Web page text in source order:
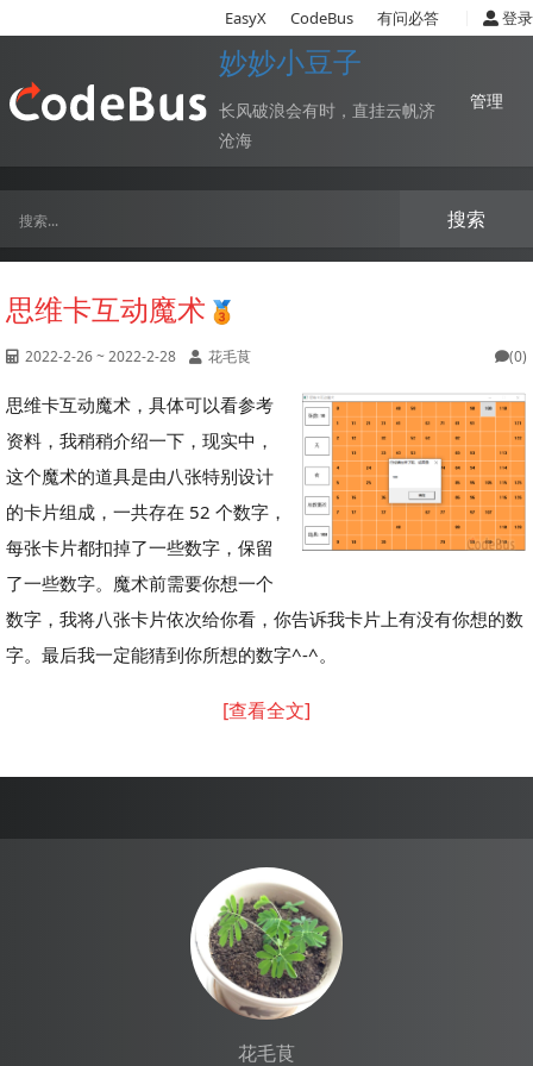
EasyX CodeBus 有问必答 登录
妙妙小豆子
长风破浪会有时，直挂云帆济
沧海
管理
思维卡互动魔术
2022-2-26 ~ 2022-2-28 花毛茛 (0)
思维卡互动魔术，具体可以看参考
资料，我稍稍介绍一下，现实中，
这个魔术的道具是由八张特别设计
的卡片组成，一共存在 52 个数字，
每张卡片都扣掉了一些数字，保留
了一些数字。魔术前需要你想一个
数字，我将八张卡片依次给你看，你告诉我卡片上有没有你想的数
字。最后我一定能猜到你所想的数字^-^。
[查看全文]
花毛茛
搜索